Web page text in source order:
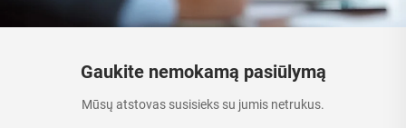
Gaukite nemokamą pasiūlymą
Mūsų atstovas susisieks su jumis netrukus.